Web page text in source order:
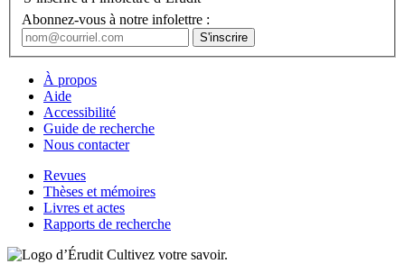
Abonnez-vous à notre infolettre :
À propos
Aide
Accessibilité
Guide de recherche
Nous contacter
Revues
Thèses et mémoires
Livres et actes
Rapports de recherche
Cultivez votre savoir.